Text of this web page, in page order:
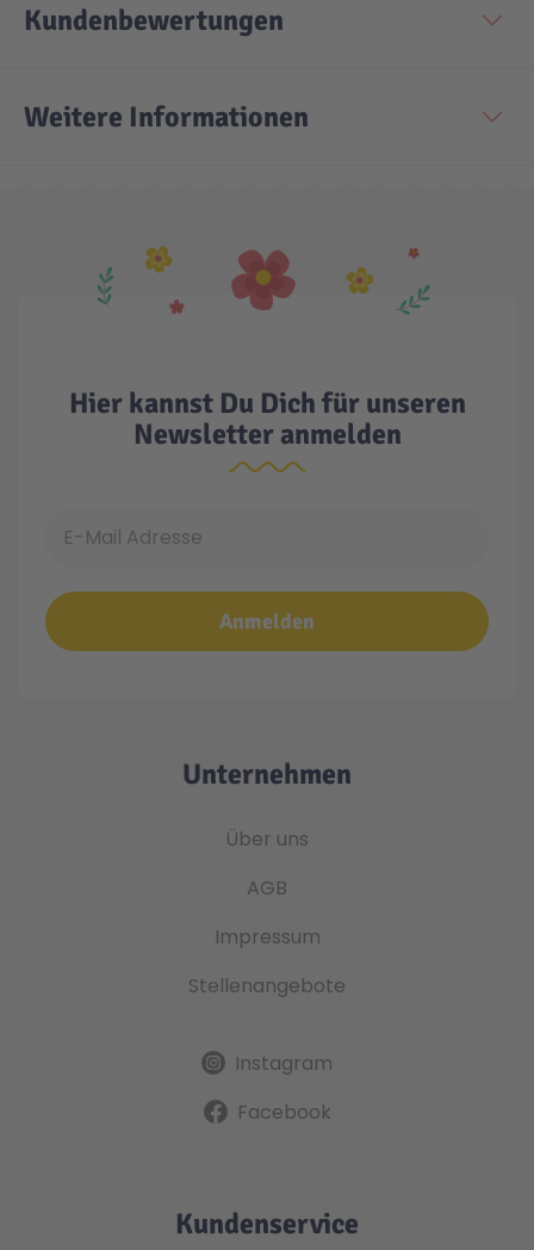
Kundenbewertungen
Weitere Informationen
Hier kannst Du Dich für unseren
Newsletter anmelden
Anmelden
Unternehmen
Über uns
AGB
Impressum
Stellenangebote
Instagram
Facebook
Kundenservice